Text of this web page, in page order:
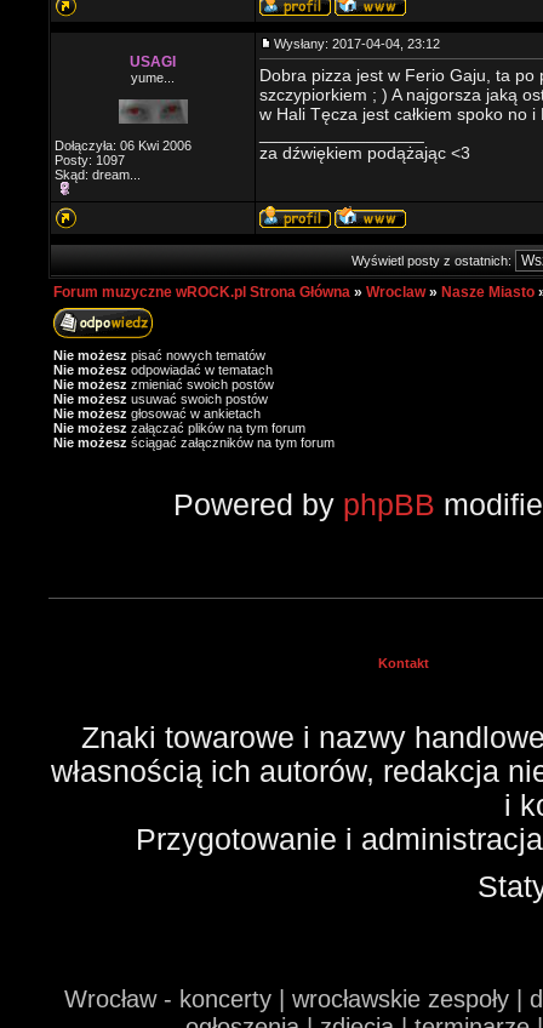
USAGI
yume...
Dołączyła: 06 Kwi 2006
Posty: 1097
Skąd: dream...
Wysłany: 2017-04-04, 23:12
Dobra pizza jest w Ferio Gaju, ta
szczypiorkiem ; ) A najgorsza jaką
w Hali Tęcza jest całkiem spoko no
za dźwiękiem podążając <3
Wyświetl posty z ostatnich:
Forum muzyczne wROCK.pl Strona Główna » Wroclaw» Nasze Miasto
Nie możesz pisać nowych tematów
Nie możesz odpowiadać w tematach
Nie możesz zmieniać swoich postów
Nie możesz usuwać swoich postów
Nie możesz głosować w ankietach
Nie możesz załączać plików na tym forum
Nie możesz ściągać załączników na tym forum
Powered by phpBB
Kontakt
Znaki towarowe i nazwy
własnością ich autorów, redakcja
i
Przygotowanie i
Wrocław - koncerty | wrocławskie zespoły